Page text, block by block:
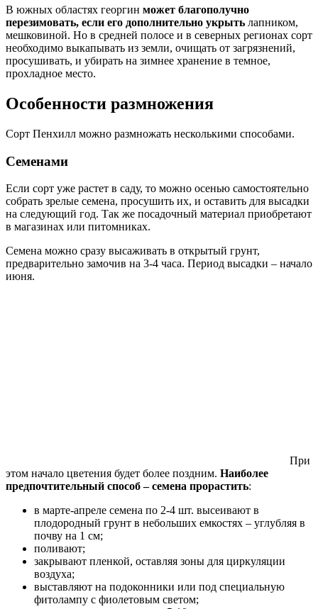
В южных областях георгин может благополучно
перезимовать, если его дополнительно укрыть лапником,
мешковиной. Но в средней полосе и в северных регионах сорт
необходимо выкапывать из земли, очищать от загрязнений,
просушивать, и убирать на зимнее хранение в темное,
прохладное место.
Особенности размножения
Сорт Пенхилл можно размножать несколькими способами.
Семенами
Если сорт уже растет в саду, то можно осенью самостоятельно
собрать зрелые семена, просушить их, и оставить для высадки
на следующий год. Так же посадочный материал приобретают
в магазинах или питомниках.
Семена можно сразу высаживать в открытый грунт,
предварительно замочив на 3-4 часа. Период высадки – начало
июня.
При
этом начало цветения будет более поздним. Наиболее
предпочтительный способ – семена прорастить:
в марте-апреле семена по 2-4 шт. высеивают в
плодородный грунт в небольших емкостях – углубляя в
почву на 1 см;
поливают;
закрывают пленкой, оставляя зоны для циркуляции
воздуха;
выставляют на подоконники или под специальную
фитолампу с фиолетовым светом;